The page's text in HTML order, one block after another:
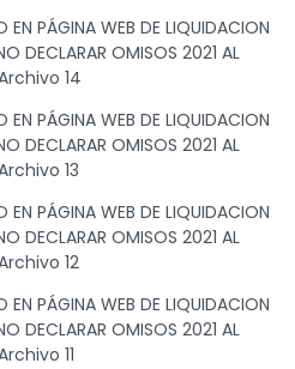
EN PÁGINA WEB DE LIQUIDACION
DECLARAR OMISOS 2021 AL
14
EN PÁGINA WEB DE LIQUIDACION
DECLARAR OMISOS 2021 AL
13
EN PÁGINA WEB DE LIQUIDACION
DECLARAR OMISOS 2021 AL
12
EN PÁGINA WEB DE LIQUIDACION
DECLARAR OMISOS 2021 AL
11